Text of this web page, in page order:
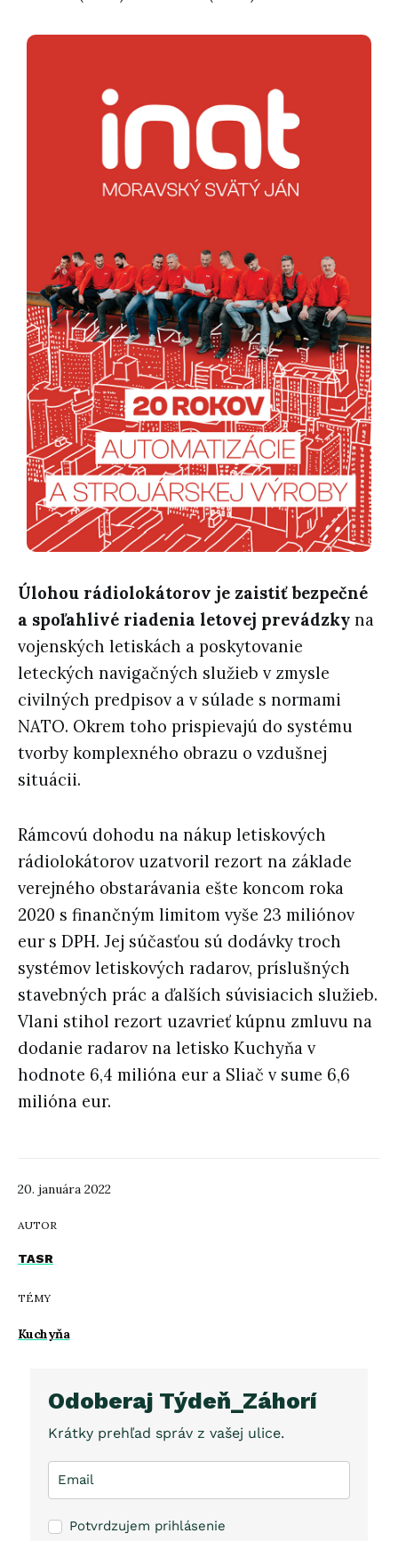
20. januára 2022
AUTOR
TASR
TÉMY
Kuchyňa
Úlohou rádiolokátorov je zaistiť bezpečné
a spoľahlivé riadenia letovej prevádzky na
vojenských letiskách a poskytovanie
leteckých navigačných služieb v zmysle
civilných predpisov a v súlade s normami
NATO. Okrem toho prispievajú do systému
tvorby komplexného obrazu o vzdušnej
situácii.
Rámcovú dohodu na nákup letiskových
rádiolokátorov uzatvoril rezort na základe
verejného obstarávania ešte koncom roka
2020 s finančným limitom vyše 23 miliónov
eur s DPH. Jej súčasťou sú dodávky troch
systémov letiskových radarov, príslušných
stavebných prác a ďalších súvisiacich služieb.
Vlani stihol rezort uzavrieť kúpnu zmluvu na
dodanie radarov na letisko Kuchyňa v
hodnote 6,4 milióna eur a Sliač v sume 6,6
milióna eur.
Odoberaj Týdeň_Záhorí
Krátky prehľad správ z vašej ulice.
Potvrdzujem prihlásenie